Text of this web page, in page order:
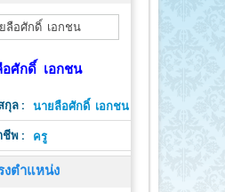
อศักดิ์ เอกชน
กุล : นายลือศักดิ์ เอกชน
ชีพ : ครู
งตำแหน่ง